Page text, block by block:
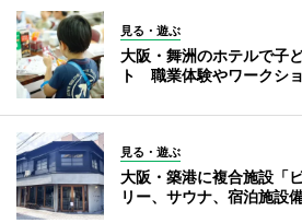
見る・遊ぶ
大阪・舞洲のホテルで子
ト 職業体験やワークシ
見る・遊ぶ
大阪・築港に複合施設「
リー、サウナ、宿泊施設